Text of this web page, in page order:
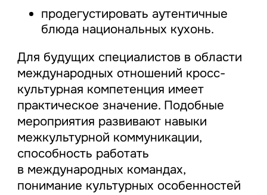
продегустировать аутентичные
блюда национальных кухонь.
Для будущих специалистов в области
международных отношений кросс-
культурная компетенция имеет
практическое значение. Подобные
мероприятия развивают навыки
межкультурной коммуникации,
способность работать
в международных командах,
понимание культурных особенностей